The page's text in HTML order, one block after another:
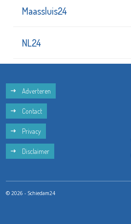
Maassluis24
NL24
Adverteren
Contact
Privacy
Disclaimer
© 2026 - Schiedam24